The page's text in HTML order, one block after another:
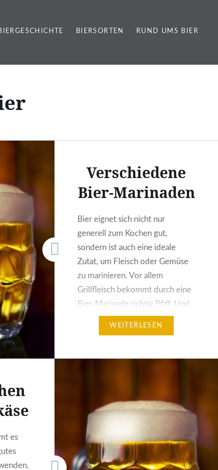
BIERSORTEN RUND UMS BIER
Verschiedene
Bier-Marinaden
Bier eignet sich nicht nur
generell zum Kochen gut,
sondern ist auch eine ideale
Zutat, um Fleisch oder Gemüse
zu marinieren. Vor allem
Grillfleisch bekommt durch eine
Bier-Marinade richtig Pfiff. Und
da der Frühling ja praktisch vor
rausgeholt werden kann, gibts
WEITERLESEN
es